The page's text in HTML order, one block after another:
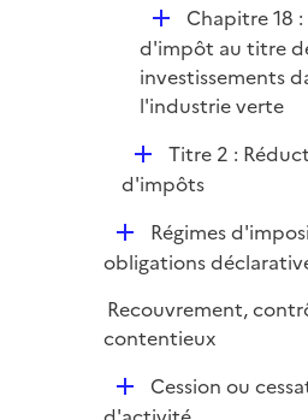
D
é
p
l
e
r
Chapitre 18
d'impôt au titre
investissements
l'industrie verte
D
é
l
i
r
Titre 2 :
d'impôts
D
é
l
i
Régimes
obligations
Recouvrement,
contentieux
D
é
Cession ou